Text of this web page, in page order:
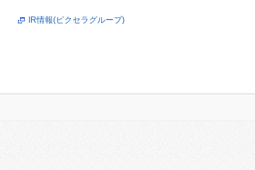
IR情報(ピクセラグループ)